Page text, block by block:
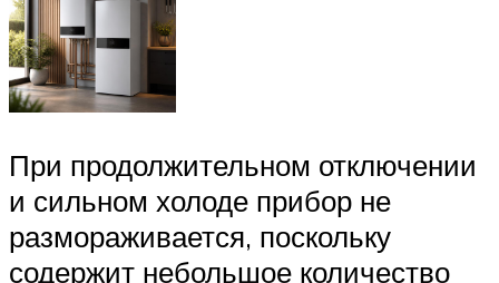
При продолжительном отключении
и сильном холоде прибор не
размораживается, поскольку
содержит небольшое количество